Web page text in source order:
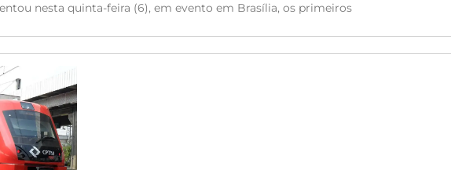
nesta quinta-feira (6), em evento em Brasília, os primeiros